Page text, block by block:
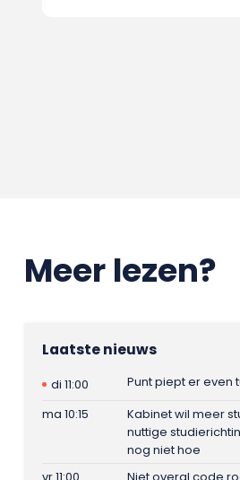
Meer lezen?
Laatste nieuws
di 11:00
Punt piept er even
ma 10:15
Kabinet wil meer
nuttige
nog niet hoe
vr 11:00
Niet overal code